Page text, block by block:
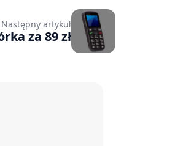
Następny artykuł
za 89 zł